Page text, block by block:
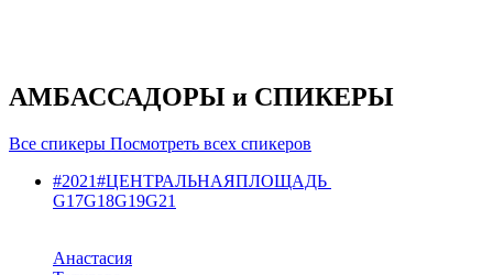
АМБАССАДОРЫ и СПИКЕРЫ
Все спикеры Посмотреть всех спикеров
#2021#ЦЕНТРАЛЬНАЯПЛОЩАДЬ
G17G18G19G21
Анастасия